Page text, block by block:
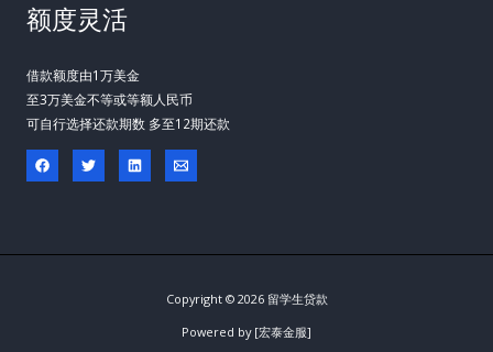
额度灵活
借款额度由1万美金
至3万美金不等或等额人民币
可自行选择还款期数 多至12期还款
Copyright © 2026 留学生贷款
Powered by [宏泰金服]